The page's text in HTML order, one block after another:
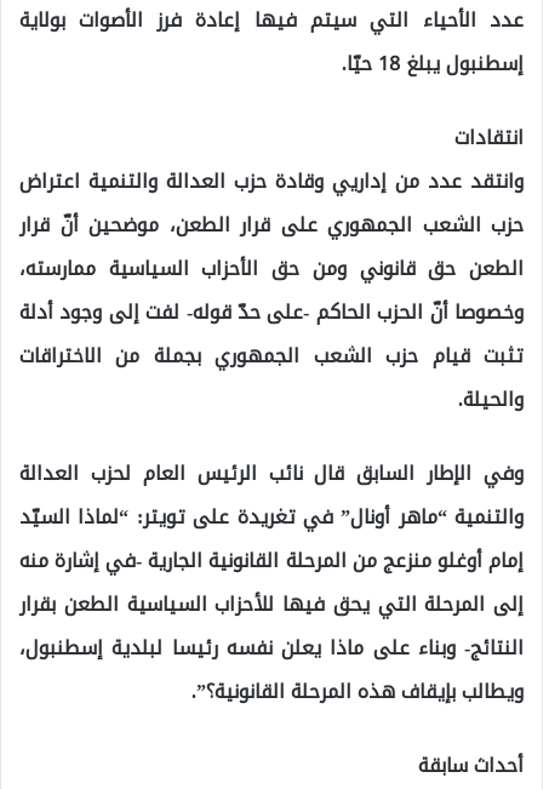
عدد الأحياء التي سيتم فيها إعادة فرز الأصوات بولاية
إسطنبول يبلغ 18 حيّا.
انتقادات
وانتقد عدد من إداريي وقادة حزب العدالة والتنمية اعتراض
حزب الشعب الجمهوري على قرار الطعن، موضحين أنّ قرار
الطعن حق قانوني ومن حق الأحزاب السياسية ممارسته،
وخصوصا أنّ الحزب الحاكم -على حدّ قوله- لفت إلى وجود أدلة
تثبت قيام حزب الشعب الجمهوري بجملة من الاختراقات
والحيلة.
وفي الإطار السابق قال نائب الرئيس العام لحزب العدالة
والتنمية “ماهر أونال” في تغريدة على تويتر: “لماذا السيّد
إمام أوغلو منزعج من المرحلة القانونية الجارية -في إشارة منه
إلى المرحلة التي يحق فيها للأحزاب السياسية الطعن بقرار
النتائج- وبناء على ماذا يعلن نفسه رئيسا لبلدية إسطنبول،
ويطالب بإيقاف هذه المرحلة القانونية؟”.
أحداث سابقة